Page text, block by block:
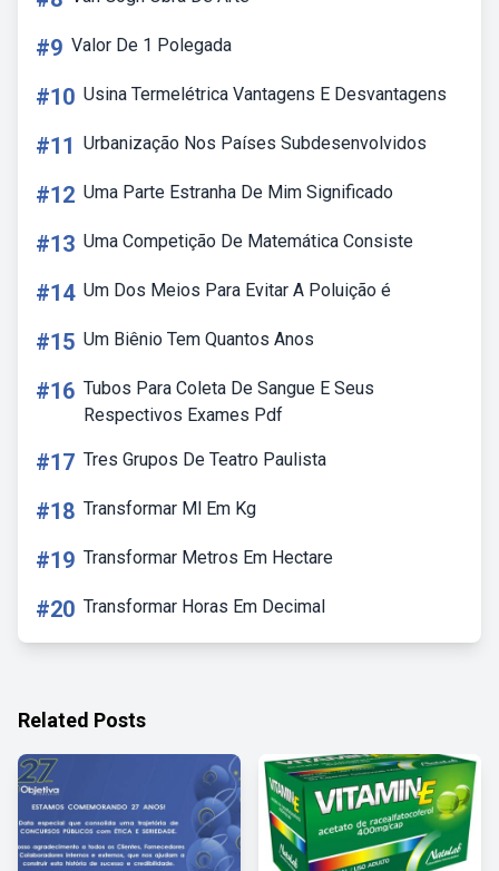
#9 Valor De 1 Polegada
#10 Usina Termelétrica Vantagens E Desvantagens
#11 Urbanização Nos Países Subdesenvolvidos
#12 Uma Parte Estranha De Mim Significado
#13 Uma Competição De Matemática Consiste
#14 Um Dos Meios Para Evitar A Poluição é
#15 Um Biênio Tem Quantos Anos
#16 Tubos Para Coleta De Sangue E Seus
Respectivos Exames Pdf
#17 Tres Grupos De Teatro Paulista
#18 Transformar Ml Em Kg
#19 Transformar Metros Em Hectare
#20 Transformar Horas Em Decimal
Related Posts